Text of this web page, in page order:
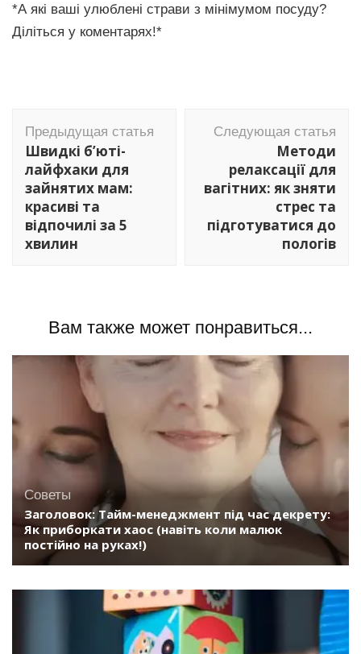
*А які ваші улюблені страви з мінімумом посуду?
Діліться у коментарях!*
по
записям
Предыдущая статья
Швидкі б’юті-
лайфхаки для
зайнятих мам:
красиві та
відпочилі за 5
хвилин
Следующая статья
Методи
релаксації для
вагітних: як зняти
стрес та
підготуватися до
пологів
Вам также может понравиться...
Советы
Заголовок: Tайм-менеджмент під час декрету:
Як приборкати хаос (навіть коли малюк
постійно на руках!)